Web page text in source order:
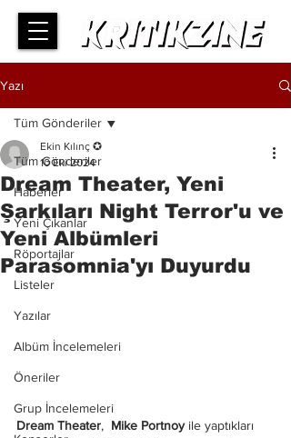
Yazı
Tüm Gönderiler
Haberler
Yeni Çıkanlar
Röportajlar
Listeler
Yazılar
Albüm İncelemeleri
Öneriler
Grup İncelemeleri
Tüm Gönderiler
Dream Theater, Yeni
Şarkıları Night Terror'u ve
Yeni Albümleri
Parasomnia'yı Duyurdu
Ekin Kılınç ✪
10 Eki 2024
Dream Theater, Mike Portnoy ile yaptıkları